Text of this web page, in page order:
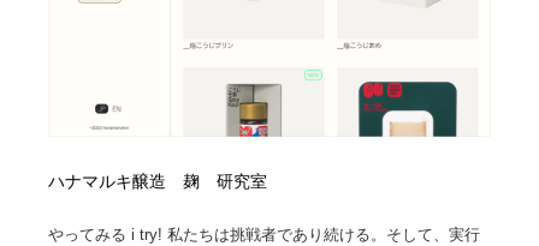
ハナマルキ醸造 麹 研究室
やってみる i try! 私たちは挑戦者であり続ける。そして、実行